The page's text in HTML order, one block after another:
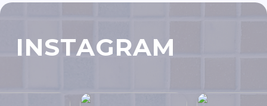
INSTAGRAM